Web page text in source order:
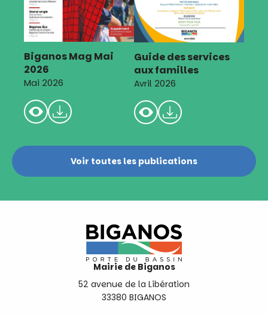
Biganos Mag Mai
2026
Mai 2026
Guide des services
aux familles
Avril 2026
Voir toutes les publications
Mairie de Biganos
52 avenue de la Libération
33380 BIGANOS